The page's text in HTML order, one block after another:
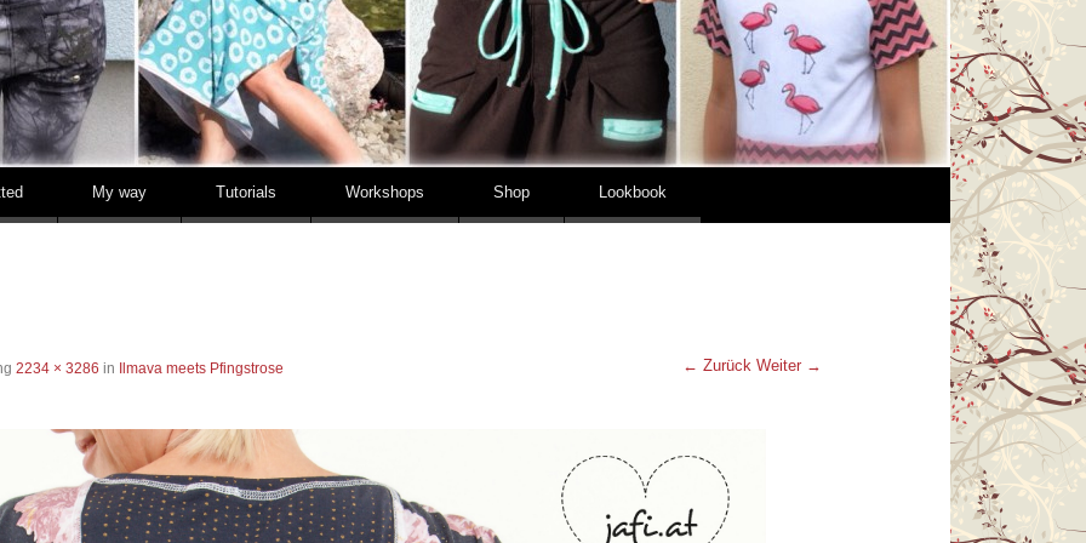
My way Tutorials Workshops Shop Lookbook
2234 × 3286 in Ilmava meets Pfingstrose ← Zurück Weiter →